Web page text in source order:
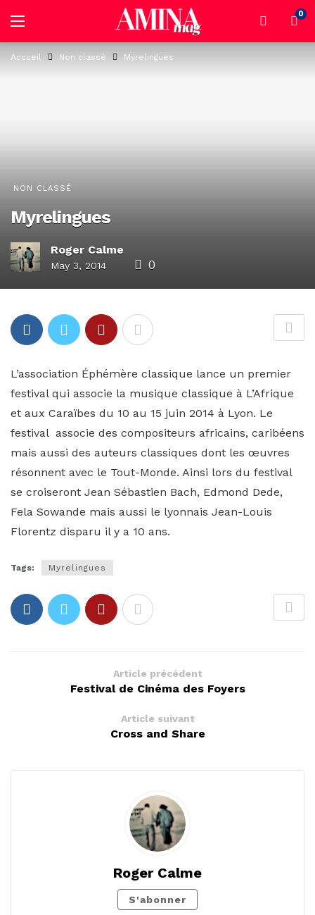
0
Accueil Non classé Myrelingues
NON CLASSÉ
Myrelingues
Roger Calme
May 3, 2014 0
L’association Éphémère classique lance un premier
festival qui associe la musique classique à L’Afrique
et aux Caraïbes du 10 au 15 juin 2014 à Lyon. Le
festival associe des compositeurs africains, caribéens
mais aussi des auteurs classiques dont les œuvres
résonnent avec le Tout-Monde. Ainsi lors du festival
se croiseront Jean Sébastien Bach, Edmond Dede,
Fela Sowande mais aussi le lyonnais Jean-Louis
Florentz disparu il y a 10 ans.
Tags: Myrelingues
Article précédent
Festival de Cinéma des Foyers
Article suivant
Cross and Share
Roger Calme
S'abonner